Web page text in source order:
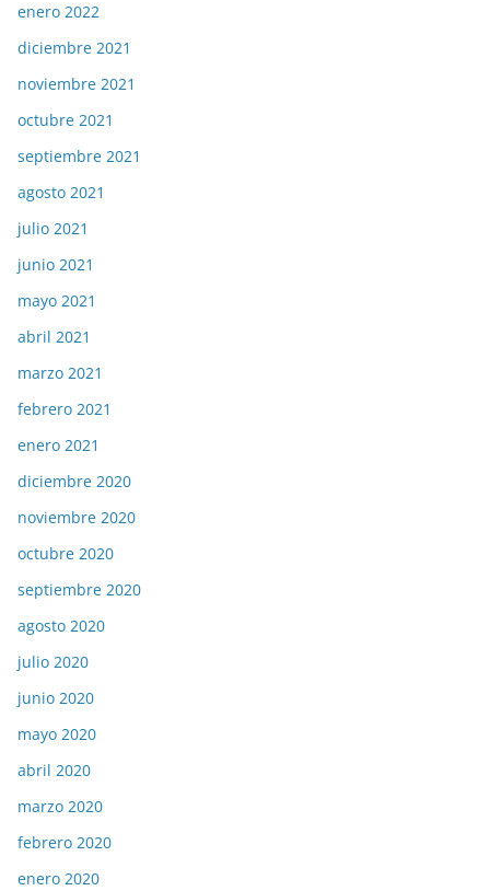
enero 2022
diciembre 2021
noviembre 2021
octubre 2021
septiembre 2021
agosto 2021
julio 2021
junio 2021
mayo 2021
abril 2021
marzo 2021
febrero 2021
enero 2021
diciembre 2020
noviembre 2020
octubre 2020
septiembre 2020
agosto 2020
julio 2020
junio 2020
mayo 2020
abril 2020
marzo 2020
febrero 2020
enero 2020